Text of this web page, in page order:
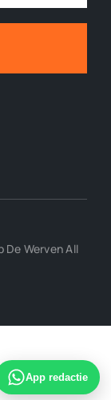
Werven All
App redactie